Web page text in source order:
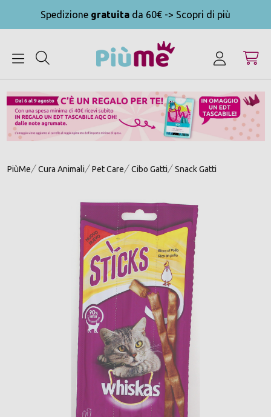
Spedizione gratuita da 60€ -> Scopri di più
PiùMe Cura Animali Pet Care Cibo Gatti Snack Gatti